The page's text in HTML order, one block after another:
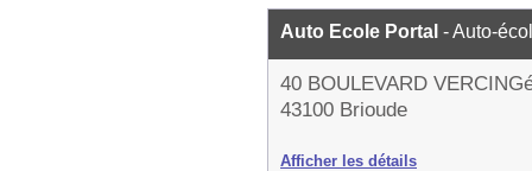
Auto Ecole Portal - Auto-
40 BOULEVARD
43100 Brioude
Afficher les détails